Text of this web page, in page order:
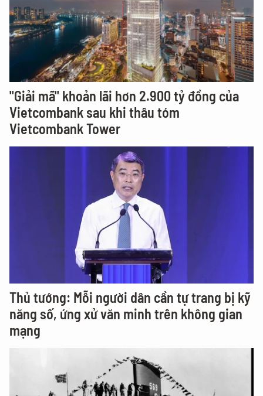
"Giải mã" khoản lãi hơn 2.900 tỷ đồng của
Vietcombank sau khi thâu tóm
Vietcombank Tower
Thủ tướng: Mỗi người dân cần tự trang bị kỹ
năng số, ứng xử văn minh trên không gian
mạng